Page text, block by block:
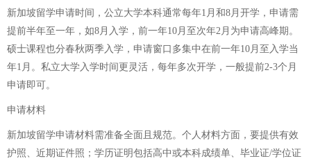
新加坡留学申请时间，公立大学本科通常每年1月和8月开学，申请需
提前半年至一年，如8月入学，前一年10月至次年2月为申请高峰期。
硕士课程也分春秋两季入学，申请窗口多集中在前一年10月至入学当
年1月。私立大学入学时间更灵活，每年多次开学，一般提前2-3个月
申请即可。
申请材料
新加坡留学申请材料需准备全面且规范。个人材料方面，要提供有效
护照、近期证件照；学历证明包括高中或本科成绩单、毕业证/学位证